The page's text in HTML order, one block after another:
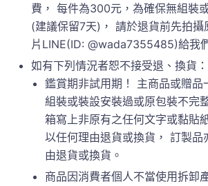
費， 每件為300元，為確保無組裝
(建議保留7天)， 請於退貨前先拍攝
片LINE(ID: @wada7355485)給我
如有下列情況者恕不接受退、換貨：
鑑賞期非試用期！ 主商品或贈品
組裝或裝設安裝過或原包裝不完
箱寫上非原有之任何文字或黏貼
以任何理由退貨或換貨， 訂製品
由退貨或換貨。
商品因消費者個人不當使用拆卸